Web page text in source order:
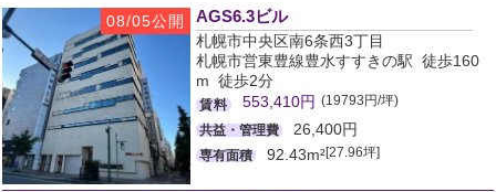
08/05公開 AGS6.3ビル
札幌市中央区南6条西3丁目
札幌市営東豊線豊水すすきの駅 徒歩160
m 徒歩2分
賃料 553,410円 (19793円/坪)
共益・管理費
26,400円
専有面積 92.43m²[27.96坪]
o
n